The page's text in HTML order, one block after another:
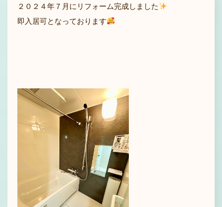
２０２４年７月にリフォーム完成しました
即入居可となっております